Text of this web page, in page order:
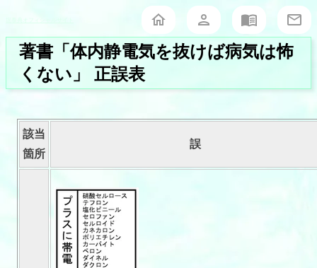
著書「体内静電気を抜けば病気は怖
くない」 正誤表
該当
箇所
誤